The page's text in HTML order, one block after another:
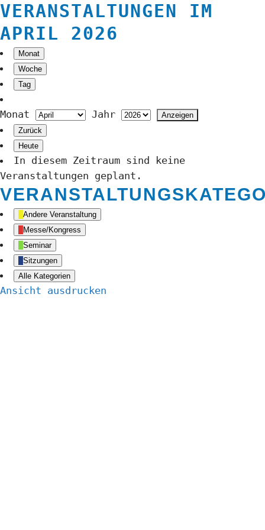
VERANSTALTUNGEN IM
APRIL 2026
Monat
Woche
Tag
Monat Jahr
Zurück
Heute
In diesem Zeitraum sind keine
Veranstaltungen geplant.
Andere Veranstaltung
Messe/Kongress
Seminar
Sitzungen
Alle Kategorien
Ansicht ausdrucken